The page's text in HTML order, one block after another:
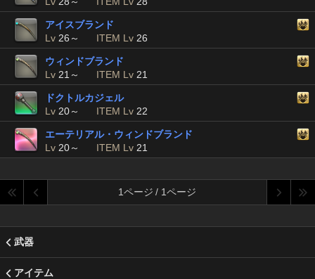
アイスブランド
Lv 26～ ITEM Lv 26
ウィンドブランド
Lv 21～ ITEM Lv 21
ドクトルカジェル
Lv 20～ ITEM Lv 22
エーテリアル・ウィンドブランド
Lv 20～ ITEM Lv 21
1ページ / 1ページ
武器
アイテム